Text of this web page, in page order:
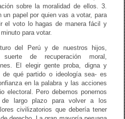
sobre la moralidad de ellos. 3.
papel por quien vas a votar, para
el voto lo hagas de manera fácil y
para votar.
del Perú y de nuestros hijos,
de recuperación moral,
El elegir gente proba, digna y
de qué partido o ideología sea- es
en la palabra y las acciones
electoral. Pero debemos ponernos
de largo plazo para volver a los
civilizatorios que debería tener